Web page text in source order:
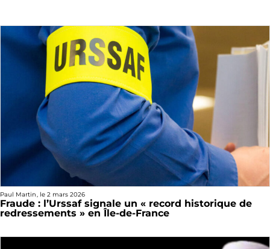
Paul Martin, le 2 mars 2026
Fraude : l’Urssaf signale un « record historique de
redressements » en Île-de-France